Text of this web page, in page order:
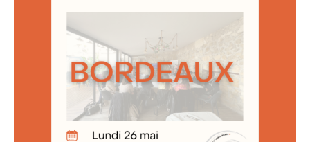
A très vite !!